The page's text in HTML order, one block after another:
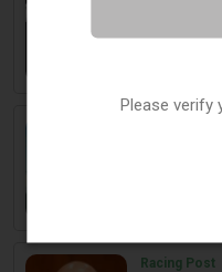
ミシガ
ヤリテ
Racing Post
Please verify